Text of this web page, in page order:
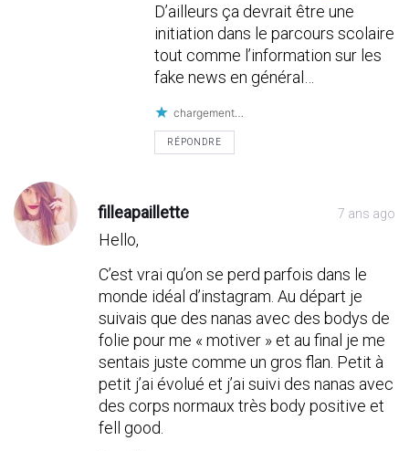
D’ailleurs ça devrait être une
initiation dans le parcours scolaire
tout comme l’information sur les
fake news en général…
chargement…
RÉPONDRE
filleapaillette 7 ans ago
Hello,
C’est vrai qu’on se perd parfois dans le
monde idéal d’instagram. Au départ je
suivais que des nanas avec des bodys de
folie pour me « motiver » et au final je me
sentais juste comme un gros flan. Petit à
petit j’ai évolué et j’ai suivi des nanas avec
des corps normaux très body positive et
fell good.